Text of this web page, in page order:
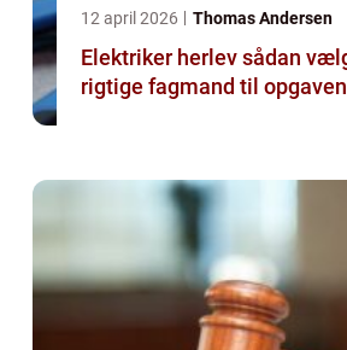
12 april 2026 Thomas Andersen
Elektriker herlev sådan vælger du den
rigtige fagmand til opgaven